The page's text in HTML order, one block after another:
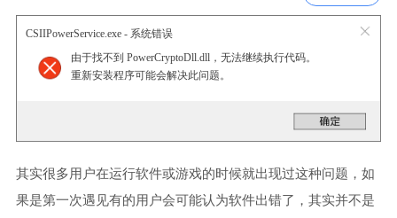
CSIIPowerService.exe - 系统错误
由于找不到 PowerCryptoDll.dll，无法继续执行代码。
重新安装程序可能会解决此问题。
其实很多用户在运行软件或游戏的时候就出现过这种问题，如
果是第一次遇见有的用户会可能认为软件出错了，其实并不是